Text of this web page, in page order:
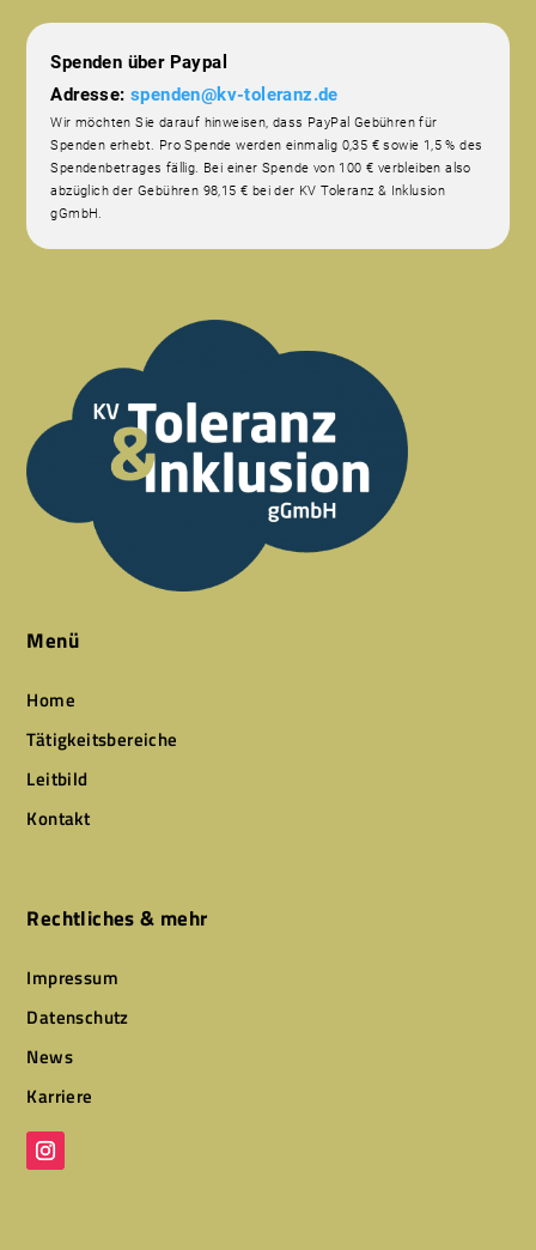
Spenden über Paypal
Adresse: spenden@kv-toleranz.de
Wir möchten Sie darauf hinweisen, dass PayPal Gebühren für
Spenden erhebt. Pro Spende werden einmalig 0,35 € sowie 1,5 % des
Spendenbetrages fällig. Bei einer Spende von 100 € verbleiben also
abzüglich der Gebühren 98,15 € bei der KV Toleranz & Inklusion
gGmbH.
Menü
Home
Tätigkeitsbereiche
Leitbild
Kontakt
Rechtliches & mehr
Impressum
Datenschutz
News
Karriere